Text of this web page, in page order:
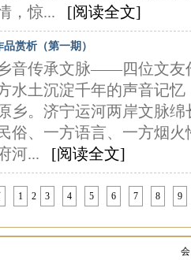
，惊... [阅读全文]
赏析（第一期）
音传承文脉——四位文友
水土沉淀千年的声音记
乡。济宁运河两岸文脉
俗、一方语言、一方烟
河... [阅读全文]
1 2 3 4 5 6 7 8 9